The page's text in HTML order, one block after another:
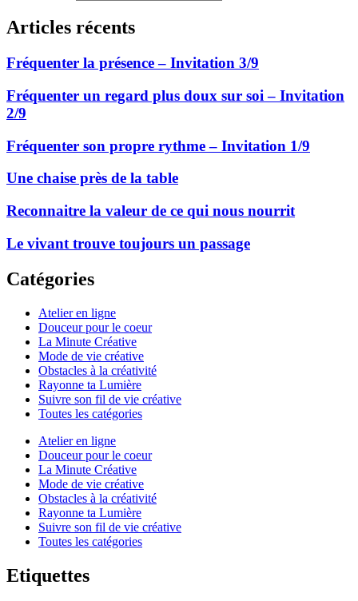
Articles récents
Fréquenter la présence – Invitation 3/9
Fréquenter un regard plus doux sur soi – Invitation
2/9
Fréquenter son propre rythme – Invitation 1/9
Une chaise près de la table
Reconnaitre la valeur de ce qui nous nourrit
Le vivant trouve toujours un passage
Catégories
Atelier en ligne
Douceur pour le coeur
La Minute Créative
Mode de vie créative
Obstacles à la créativité
Rayonne ta Lumière
Suivre son fil de vie créative
Toutes les catégories
Atelier en ligne
Douceur pour le coeur
La Minute Créative
Mode de vie créative
Obstacles à la créativité
Rayonne ta Lumière
Suivre son fil de vie créative
Toutes les catégories
Etiquettes